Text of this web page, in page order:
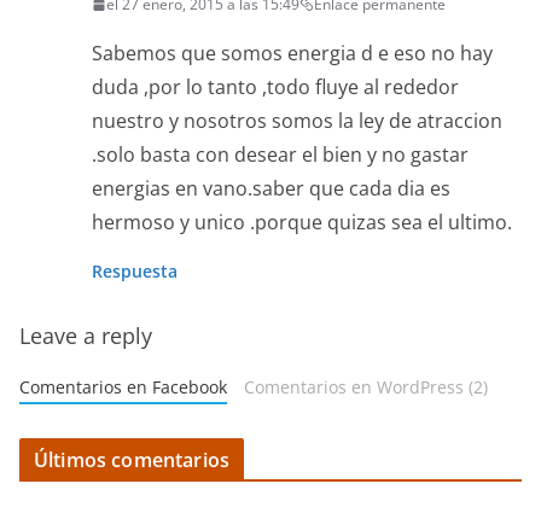
el 27 enero, 2015 a las 15:49 Enlace permanente
Sabemos que somos energia d e eso no hay
duda ,por lo tanto ,todo fluye al rededor
nuestro y nosotros somos la ley de atraccion
.solo basta con desear el bien y no gastar
energias en vano.saber que cada dia es
hermoso y unico .porque quizas sea el ultimo.
Respuesta
Leave a reply
Comentarios en Facebook Comentarios en WordPress (2)
Últimos comentarios